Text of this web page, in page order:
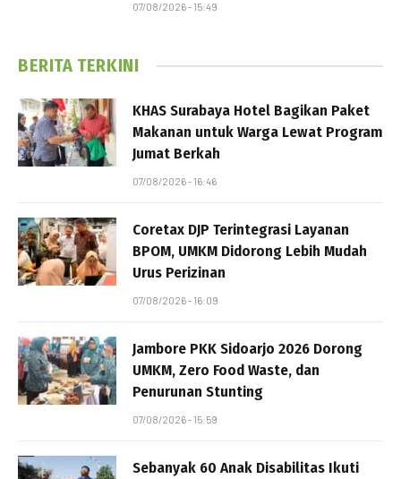
07/08/2026 - 15:49
BERITA TERKINI
KHAS Surabaya Hotel Bagikan Paket
Makanan untuk Warga Lewat Program
Jumat Berkah
07/08/2026 - 16:46
Coretax DJP Terintegrasi Layanan
BPOM, UMKM Didorong Lebih Mudah
Urus Perizinan
07/08/2026 - 16:09
Jambore PKK Sidoarjo 2026 Dorong
UMKM, Zero Food Waste, dan
Penurunan Stunting
07/08/2026 - 15:59
Sebanyak 60 Anak Disabilitas Ikuti